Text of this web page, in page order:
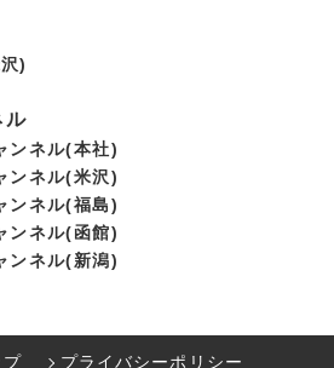
)
ル
ンネル(本社)
ンネル(米沢)
ンネル(福島)
ンネル(函館)
ンネル(新潟)
プ プライバシーポリシー